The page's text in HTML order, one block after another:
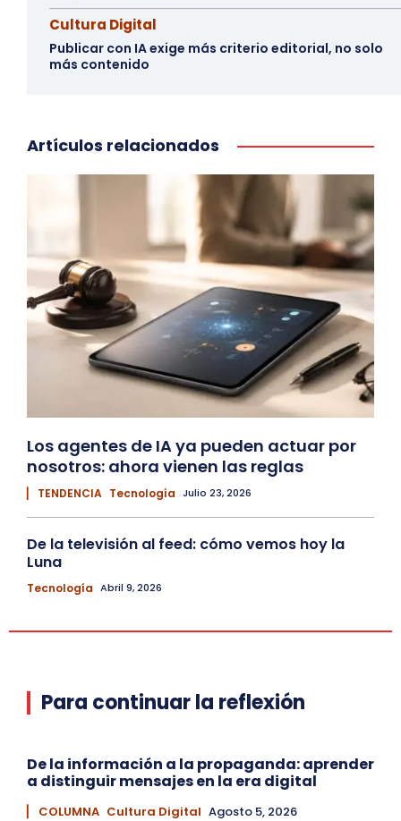
Cultura Digital
Publicar con IA exige más criterio editorial, no solo
más contenido
Artículos relacionados
Los agentes de IA ya pueden actuar por
nosotros: ahora vienen las reglas
▏ TENDENCIA Tecnología Julio 23, 2026
De la televisión al feed: cómo vemos hoy la
Luna
Tecnología Abril 9, 2026
Para continuar la reflexión
De la información a la propaganda: aprender
a distinguir mensajes en la era digital
▏ COLUMNA Cultura Digital Agosto 5, 2026